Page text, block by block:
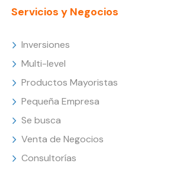
Servicios y Negocios
Inversiones
Multi-level
Productos Mayoristas
Pequeña Empresa
Se busca
Venta de Negocios
Consultorías